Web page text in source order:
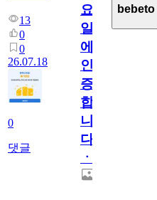
13
0
0
26.07.18
0
댓글
요
일
에
인
증
합
니
다
ㆍ
bebeto